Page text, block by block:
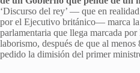
‘Discurso del rey’ — que en
por el Ejecutivo británico— marca la
parlamentaria que llega marcada por
laborismo, después de que al menos
pedido la dimisión del primer